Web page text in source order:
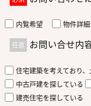
内覧希望 物件詳
任意 お問い合せ内
住宅建築を考えており
中古戸建を探している
建売住宅を探している